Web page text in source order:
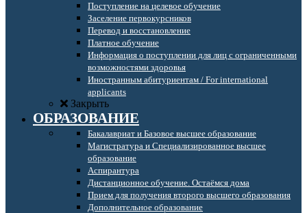
Поступление на целевое обучение
Заселение первокурсников
Перевод и восстановление
Платное обучение
Информация о поступлении для лиц с ограниченными
возможностями здоровья
Иностранным абитуриентам / For international
applicants
Закрыть
ОБРАЗОВАНИЕ
Бакалавриат и Базовое высшее образование
Магистратура и Специализированное высшее
образование
Аспирантура
Дистанционное обучение. Остаёмся дома
Прием для получения второго высшего образования
Дополнительное образование